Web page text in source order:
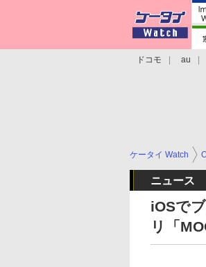
ドコモ au
ケータイ Watch
ニュース
iOSで
リ「